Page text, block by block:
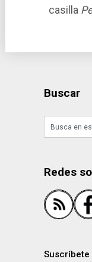
casilla
Buscar
Redes
Suscríbete